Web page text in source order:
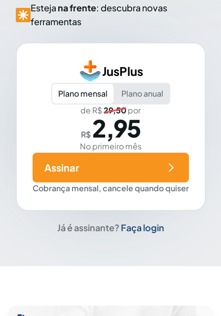
Esteja na frente: descubra novas
ferramentas
JusPlus
Plano mensal
Plano anual
de R$29,50por
R$ 2,95
No primeiro mês
Cobrança mensal, cancele quando quiser
Assinar
Já é assinante? Faça login